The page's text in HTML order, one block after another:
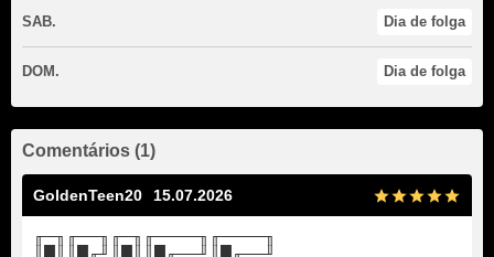
SAB. Dia de folga
DOM. Dia de folga
Comentários (1)
GoldenTeen20 15.07.2026
╓─╖╓──╖╓─╖╓────╖╓────╖